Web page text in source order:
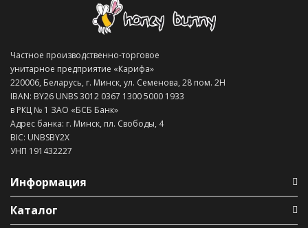
Частное производственно-торговое
унитарное предприятие «Карифа»
220006, Беларусь, г. Минск, ул. Семенова, 28 пом. 2Н
IBAN: BY26 UNBS 3012 0367 1300 5000 1933
в РКЦ № 1 ЗАО «БСБ Банк»
Адрес банка: г. Минск, пл. Свободы, 4
BIC: UNBSBY2X
УНП 191432227
Информация
Каталог